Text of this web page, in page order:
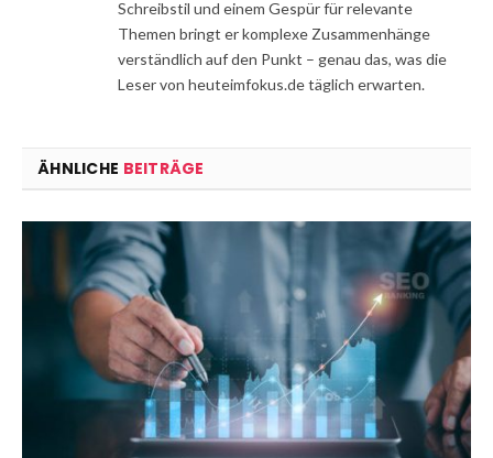
Schreibstil und einem Gespür für relevante
Themen bringt er komplexe Zusammenhänge
verständlich auf den Punkt – genau das, was die
Leser von heuteimfokus.de täglich erwarten.
ÄHNLICHE BEITRÄGE